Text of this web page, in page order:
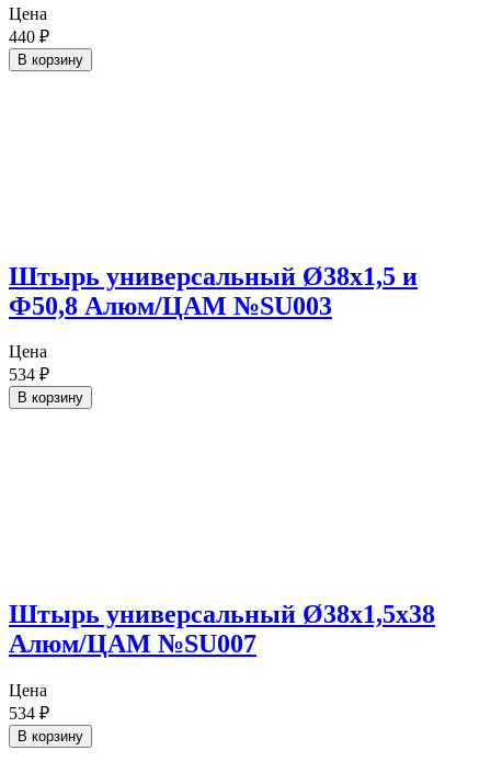
Цена
440 ₽
В корзину
Штырь универсальный Ø38х1,5 и
Ф50,8 Алюм/ЦАМ №SU003
Цена
534 ₽
В корзину
Штырь универсальный Ø38х1,5х38
Алюм/ЦАМ №SU007
Цена
534 ₽
В корзину